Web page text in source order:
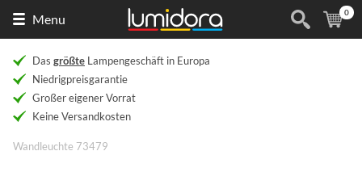
Menu (
0
Das größte Lampengeschäft in Europa
Niedrigpreisgarantie
Großer eigener Vorrat
Keine Versandkosten
Wandleuchte 73479